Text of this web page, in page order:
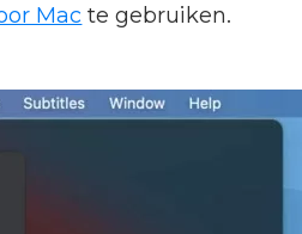
Mac te gebruiken.